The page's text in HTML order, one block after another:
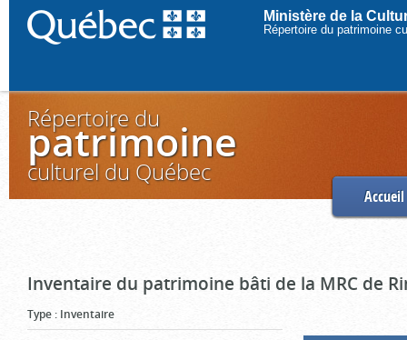
Ministère de la
Répertoire du patrimoine
Répertoire du
patrimoine
culturel du Québec
Accueil
Inventaire du patrimoine bâti de la MRC de
Type : Inventaire